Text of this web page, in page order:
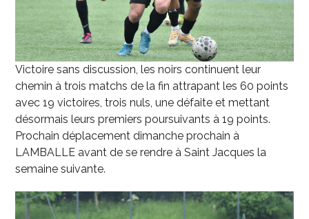
Victoire sans discussion, les noirs continuent leur
chemin à trois matchs de la fin attrapant les 60 points
avec 19 victoires, trois nuls, une défaite et mettant
désormais leurs premiers poursuivants à 19 points.
Prochain déplacement dimanche prochain à
LAMBALLE avant de se rendre à Saint Jacques la
semaine suivante.